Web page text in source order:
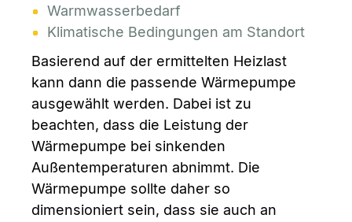
Warmwasserbedarf
Klimatische Bedingungen am Standort
Basierend auf der ermittelten Heizlast
kann dann die passende Wärmepumpe
ausgewählt werden. Dabei ist zu
beachten, dass die Leistung der
Wärmepumpe bei sinkenden
Außentemperaturen abnimmt. Die
Wärmepumpe sollte daher so
dimensioniert sein, dass sie auch an